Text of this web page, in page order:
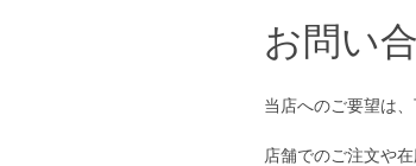
お問い
当店へのご要望は
店舗でのご注文や